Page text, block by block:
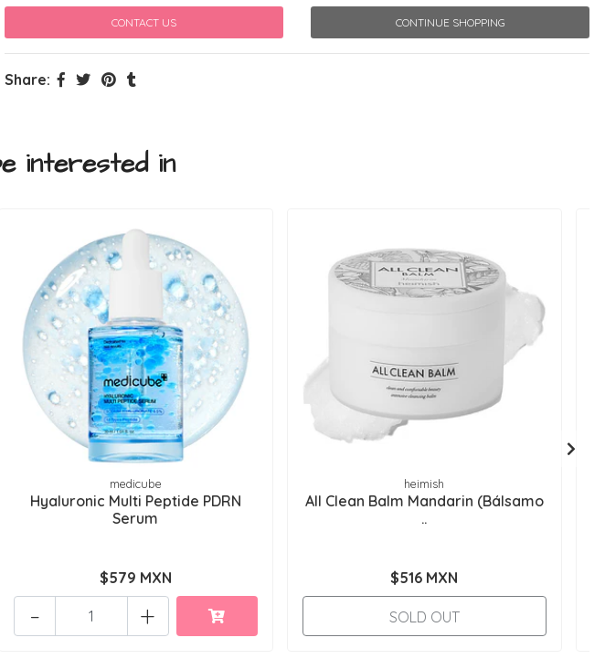
CONTACT US CONTINUE SHOPPING
Share:
interested in
medicube
Hyaluronic Multi Peptide PDRN
Serum
$579 MXN
+
-
heimish
All Clean Balm Mandarin (Bálsamo
..
$516 MXN
SOLD OUT